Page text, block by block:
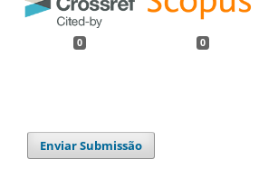
0 0
Enviar Submissão